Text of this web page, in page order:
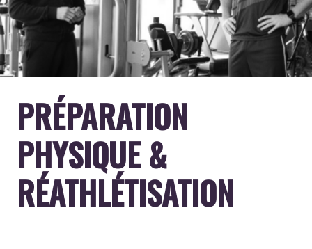
PRÉPARATION
PHYSIQUE &
RÉATHLÉTISATION